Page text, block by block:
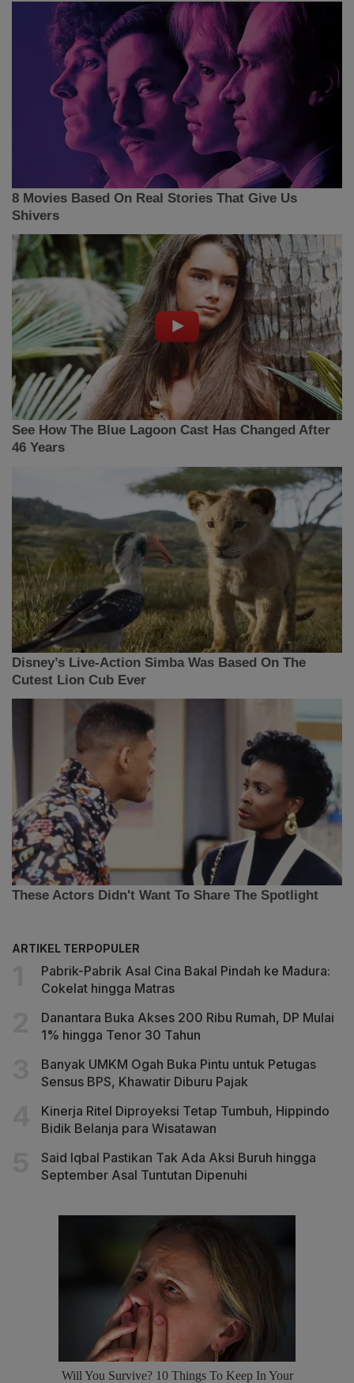
ARTIKEL TERPOPULER
Pabrik-Pabrik Asal Cina Bakal Pindah ke Madura:
Cokelat hingga Matras
Danantara Buka Akses 200 Ribu Rumah, DP Mulai
1% hingga Tenor 30 Tahun
Banyak UMKM Ogah Buka Pintu untuk Petugas
Sensus BPS, Khawatir Diburu Pajak
Kinerja Ritel Diproyeksi Tetap Tumbuh, Hippindo
Bidik Belanja para Wisatawan
Said Iqbal Pastikan Tak Ada Aksi Buruh hingga
September Asal Tuntutan Dipenuhi